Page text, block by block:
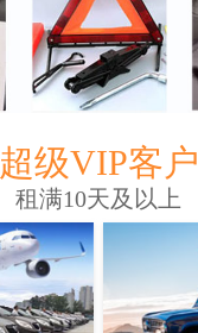
超级VIP客户
租满10天及以上